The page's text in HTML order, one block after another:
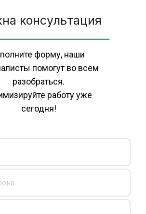
консультация
форму, наши
помогут во всем
разобраться.
работу уже
сегодня!